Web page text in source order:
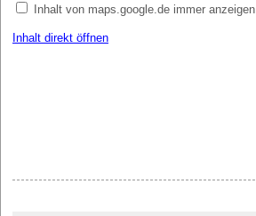
Inhalt von maps.google.de immer anzeigen
Inhalt direkt öffnen